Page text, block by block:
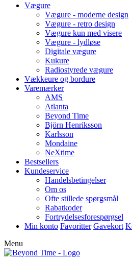
Vægure
Vægure - moderne design
Vægure - retro design
Vægure kun med visere
Vægure - lydløse
Digitale vægure
Kukure
Radiostyrede vægure
Vækkeure og bordure
Varemærker
AMS
Atlanta
Beyond Time
Björn Henriksson
Karlsson
Mondaine
NeXtime
Bestsellers
Kundeservice
Handelsbetingelser
Om os
Ofte stillede spørgsmål
Rabatkoder
Fortrydelsesforespørgsel
Min konto Favoritter Gavekort
Menu